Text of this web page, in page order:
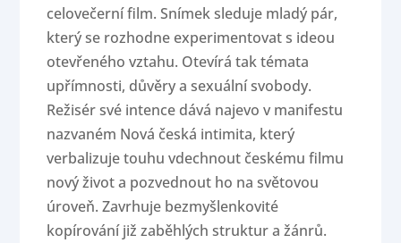
celovečerní film. Snímek sleduje mladý pár,
který se rozhodne experimentovat s ideou
otevřeného vztahu. Otevírá tak témata
upřímnosti, důvěry a sexuální svobody.
Režisér své intence dává najevo v manifestu
nazvaném Nová česká intimita, který
verbalizuje touhu vdechnout českému filmu
nový život a pozvednout ho na světovou
úroveň. Zavrhuje bezmyšlenkovité
kopírování již zaběhlých struktur a žánrů.